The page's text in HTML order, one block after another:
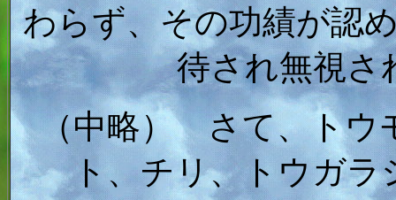
わらず、その功績が認
待され無視さ
（中略） さて、トウ
ト、チリ、トウガラ